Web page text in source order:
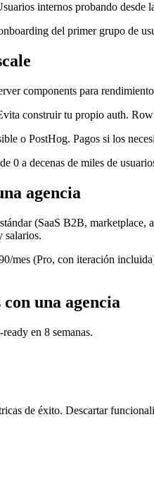
internos probando desde
del primer grupo de
components para
construir tu propio auth.
o PostHog. Pagos si los
a decenas de miles de
agencia
(SaaS B2B,
salarios.
mes (Pro, con iteración
una agencia
en 8 semanas.
de éxito. Descartar